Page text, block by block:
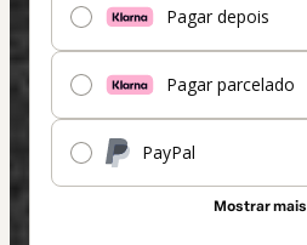
Pagar depois
Pagar parcelado
PayPal
Mostrar mais